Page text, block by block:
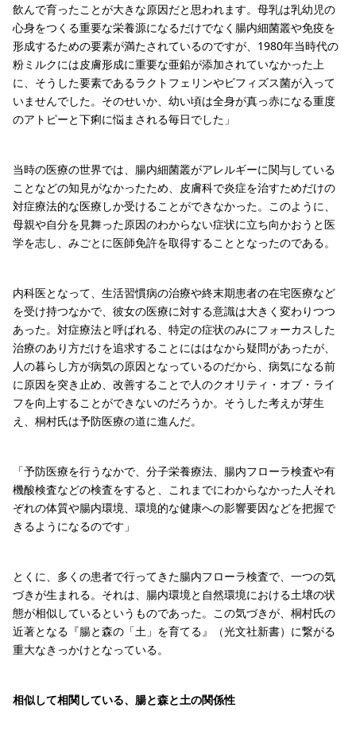
飲んで育ったことが大きな原因だと思われます。母乳は乳幼児の
心身をつくる重要な栄養源になるだけでなく腸内細菌叢や免疫を
形成するための要素が満たされているのですが、1980年当時代の
粉ミルクには皮膚形成に重要な亜鉛が添加されていなかった上
に、そうした要素であるラクトフェリンやビフィズス菌が入って
いませんでした。そのせいか、幼い頃は全身が真っ赤になる重度
のアトピーと下痢に悩まされる毎日でした」
当時の医療の世界では、腸内細菌叢がアレルギーに関与している
ことなどの知見がなかったため、皮膚科で炎症を治すためだけの
対症療法的な医療しか受けることができなかった。このように、
母親や自分を見舞った原因のわからない症状に立ち向かおうと医
学を志し、みごとに医師免許を取得することとなったのである。
内科医となって、生活習慣病の治療や終末期患者の在宅医療など
を受け持つなかで、彼女の医療に対する意識は大きく変わりつつ
あった。対症療法と呼ばれる、特定の症状のみにフォーカスした
治療のあり方だけを追求することにははなから疑問があったが、
人の暮らし方が病気の原因となっているのだから、病気になる前
に原因を突き止め、改善することで人のクオリティ・オブ・ライ
フを向上することができないのだろうか。そうした考えが芽生
え、桐村氏は予防医療の道に進んだ。
「予防医療を行うなかで、分子栄養療法、腸内フローラ検査や有
機酸検査などの検査をすると、これまでにわからなかった人それ
ぞれの体質や腸内環境、環境的な健康への影響要因などを把握で
きるようになるのです」
とくに、多くの患者で行ってきた腸内フローラ検査で、一つの気
づきが生まれる。それは、腸内環境と自然環境における土壌の状
態が相似しているというものであった。この気づきが、桐村氏の
近著となる『腸と森の「土」を育てる』（光文社新書）に繋がる
重大なきっかけとなっている。
相似して相関している、腸と森と土の関係性